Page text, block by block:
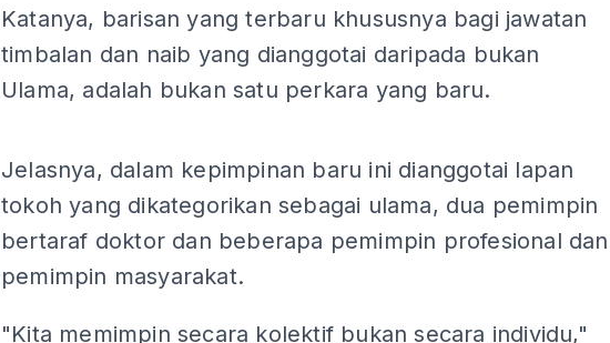
Katanya, barisan yang terbaru khususnya bagi jawatan
timbalan dan naib yang dianggotai daripada bukan
Ulama, adalah bukan satu perkara yang baru.
Jelasnya, dalam kepimpinan baru ini dianggotai lapan
tokoh yang dikategorikan sebagai ulama, dua pemimpin
bertaraf doktor dan beberapa pemimpin profesional dan
pemimpin masyarakat.
"Kita memimpin secara kolektif bukan secara individu,"